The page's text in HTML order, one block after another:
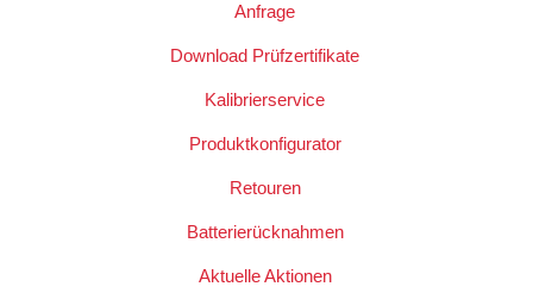
Anfrage
Download Prüfzertifikate
Kalibrierservice
Produktkonfigurator
Retouren
Batterierücknahmen
Aktuelle Aktionen